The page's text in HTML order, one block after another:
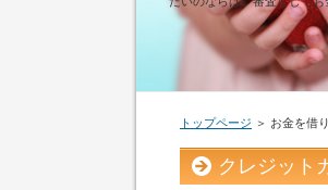
トップページ ＞ お金を借
クレジット